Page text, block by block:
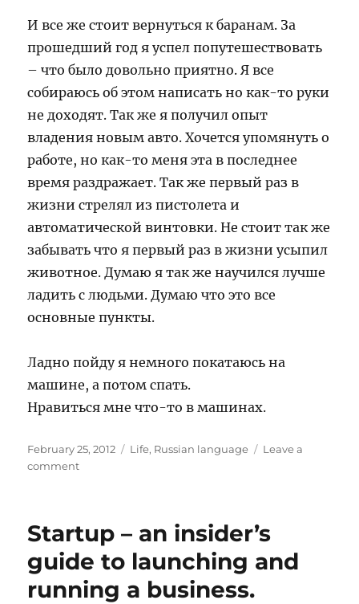
И все же стоит вернуться к баранам. За
прошедший год я успел попутешествовать
– что было довольно приятно. Я все
собираюсь об этом написать но как-то руки
не доходят. Так же я получил опыт
владения новым авто. Хочется упомянуть о
работе, но как-то меня эта в последнее
время раздражает. Так же первый раз в
жизни стрелял из пистолета и
автоматической винтовки. Не стоит так же
забывать что я первый раз в жизни усыпил
животное. Думаю я так же научился лучше
ладить с людьми. Думаю что это все
основные пункты.
Ладно пойду я немного покатаюсь на
машине, а потом спать.
Нравиться мне что-то в машинах.
Posted
on
February 25, 2012 Categories
Life, Russian language
Leave a
commenton
Startup – an insider’s
guide to launching and
running a business.